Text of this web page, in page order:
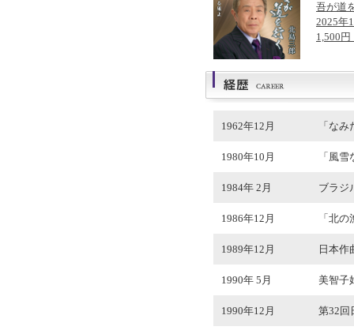
吾が道
2025年
1,500
1962年12月 「な
1980年10月 「風
1984年 2月 ブラジ
1986年12月 「北
1989年12月 日本作
1990年 5月 美智子
1990年12月 第32回